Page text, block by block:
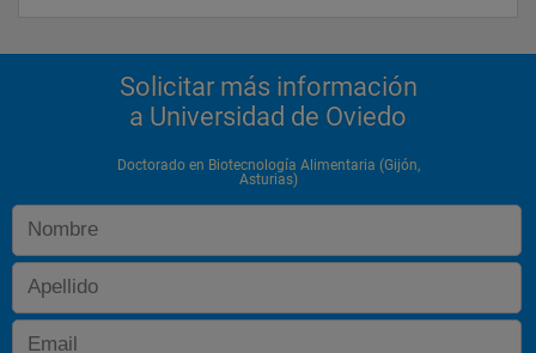
propiedades térmicas de ácidos grasos. Diseño de
intercambiadores de calor con y sin cambio de
• SOCIOECONOMÍA: Comportamiento del consumidor y
distribución comercial. Marketing de
relaciones y calidad del servicio. Derecho Comunitario y
la producción. Diseño de redes logísticas. Eficiencia y
desarrollo regional. Eficiencia y
productividad del sector agrario. Formación y capital humano.
Solicitar más información
a Universidad de Oviedo
Doctorado en Biotecnología Alimentaria (Gijón,
Asturias)